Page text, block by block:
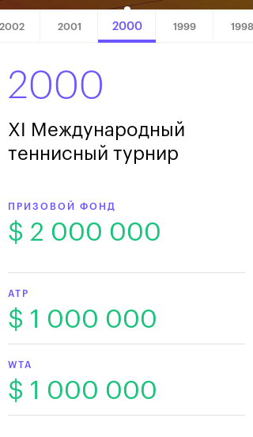
2001 2000 1999 1998
2000
XI Международный
теннисный турнир
ПРИЗОВОЙ ФОНД
$ 2 000 000
ATP
$ 1 000 000
WTA
$ 1 000 000